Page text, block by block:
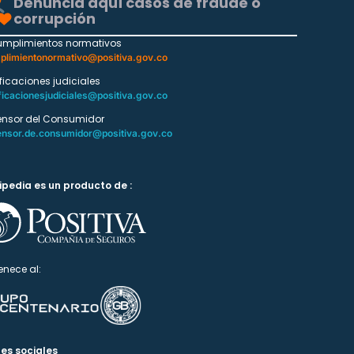
corrupción
normativos
judiciales
del Consumidor
es un producto de :
al:
sociales